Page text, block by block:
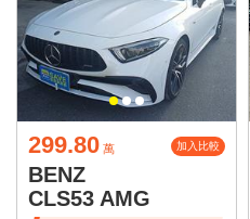
299.80 萬 加入比較
BENZ
CLS53 AMG